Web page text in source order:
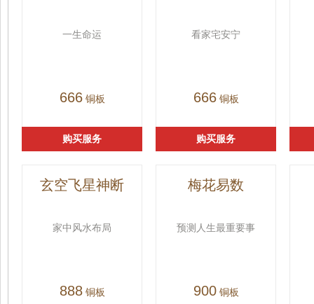
一生命运
666铜板
购买服务
看家宅安宁
666铜板
购买服务
玄空飞星神断
家中风水布局
888铜板
梅花易数
预测人生最重要事
900铜板